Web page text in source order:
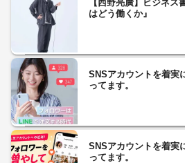
【西野亮廣】ビジネ
はどう働くか』
SNSアカウントを着実
ってます。
SNSアカウントを着実
ってます。